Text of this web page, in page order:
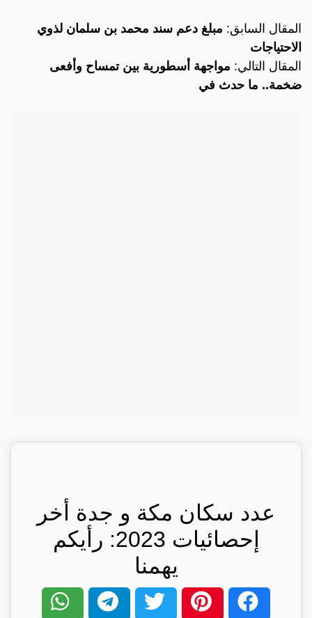
المقال السابق: مبلغ دعم سند محمد بن سلمان لذوي
الاحتياجات
المقال التالي: مواجهة أسطورية بين تمساح وأفعى
ضخمة.. ما حدث في
عدد سكان مكة و جدة أخر
إحصائيات 2023: رأيكم
يهمنا